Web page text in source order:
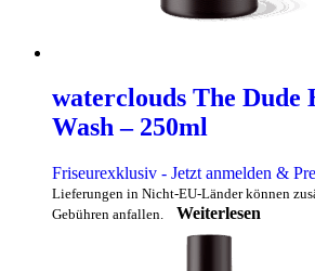
waterclouds The
Wash – 250ml
Friseurexklusiv - Jetzt anmelden &
Lieferungen in Nicht-EU-Länder können
Gebühren anfallen.
Weiterlesen